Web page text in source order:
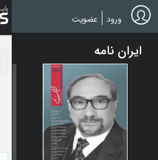
Skip
to
main
ورود عضویت
ایران نامه